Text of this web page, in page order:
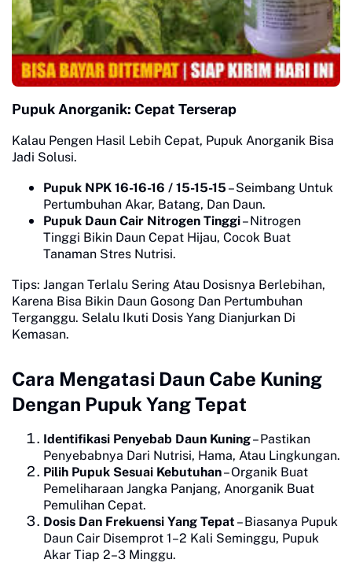
Pupuk Anorganik: Cepat Terserap
Kalau Pengen Hasil Lebih Cepat, Pupuk Anorganik Bisa
Jadi Solusi.
Pupuk NPK 16-16-16 / 15-15-15 – Seimbang Untuk
Pertumbuhan Akar, Batang, Dan Daun.
Pupuk Daun Cair Nitrogen Tinggi– Nitrogen
Tinggi Bikin Daun Cepat Hijau, Cocok Buat
Tanaman Stres Nutrisi.
Tips: Jangan Terlalu Sering Atau Dosisnya Berlebihan,
Karena Bisa Bikin Daun Gosong Dan Pertumbuhan
Terganggu. Selalu Ikuti Dosis Yang Dianjurkan Di
Kemasan.
Cara Mengatasi Daun Cabe Kuning
Dengan Pupuk Yang Tepat
Identifikasi Penyebab Daun Kuning– Pastikan
Penyebabnya Dari Nutrisi, Hama, Atau Lingkungan.
Pilih Pupuk Sesuai Kebutuhan– Organik Buat
Pemeliharaan Jangka Panjang, Anorganik Buat
Pemulihan Cepat.
Dosis Dan Frekuensi Yang Tepat – Biasanya Pupuk
Daun Cair Disemprot 1–2 Kali Seminggu, Pupuk
Akar Tiap 2–3 Minggu.